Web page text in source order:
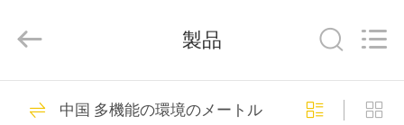
2021
BEICHENG
CO.,LTD.
52
製品
中国 多機能の環境のメートル